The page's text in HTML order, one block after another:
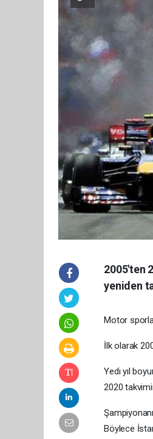
2005'ten
yeniden
Motor
İlk olarak
Yedi yıl
2020
Böylece